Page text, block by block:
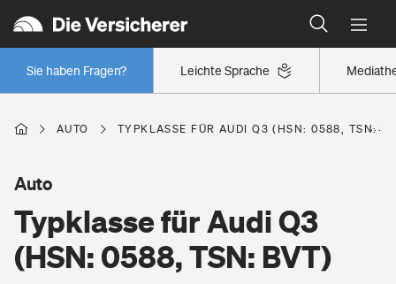
Leichte Sprache
Sie haben Fragen?
Wer versichert was: Jetzt Versicherer finden
Regionalklassen: So ist Ihre Region eingestuft
Wer versichert was: Jetzt Versicherer finden
Berufsunfähigkeitsversicherung
Erwerbsunfähigkeitsversicherung
Wohnen
AUTO TYPKLASSE FÜR AUDI Q3 (HSN: 0588, TSN:
Typklasse für Audi Q3
(HSN: 0588, TSN: BVT)
Auto